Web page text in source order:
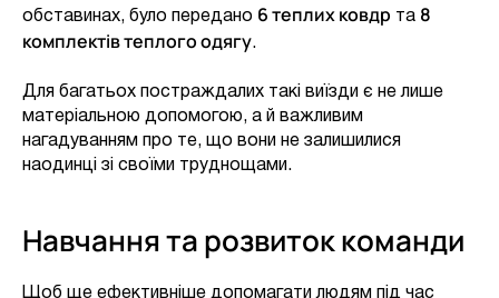
обставинах, було передано 6 теплих ковдр та 8
комплектів теплого одягу.
Для багатьох постраждалих такі виїзди є не лише
матеріальною допомогою, а й важливим
нагадуванням про те, що вони не залишилися
наодинці зі своїми труднощами.
Навчання та розвиток команди
Щоб ще ефективніше допомагати людям під час